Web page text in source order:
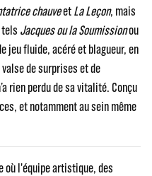
chauveetLa Leçon, mais
tels Jacques ou la Soumissionou
jeu fluide, acéré et blagueur, en
de surprises et de
rien perdu de sa vitalité. Conçu
et notamment au sein même
où l'équipe artistique, des